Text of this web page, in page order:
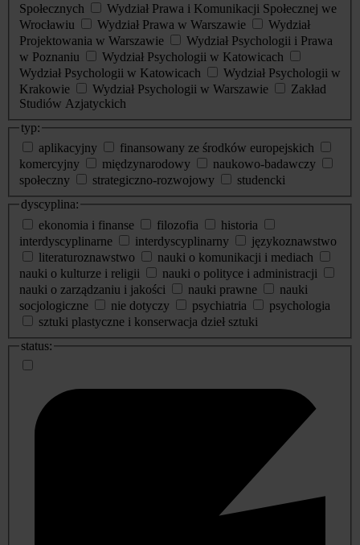
Społecznych
Wydział Prawa i Komunikacji Społecznej we
Wrocławiu
Wydział Prawa w Warszawie
Wydział
Projektowania w Warszawie
Wydział Psychologii i Prawa
w Poznaniu
Wydział Psychologii w Katowicach
Wydział Psychologii w Katowicach
Wydział Psychologii w
Krakowie
Wydział Psychologii w Warszawie
Zakład
Studiów Azjatyckich
typ:
aplikacyjny
finansowany ze środków europejskich
komercyjny
międzynarodowy
naukowo-badawczy
społeczny
strategiczno-rozwojowy
studencki
dyscyplina:
ekonomia i finanse
filozofia
historia
interdyscyplinarne
interdyscyplinarny
językoznawstwo
literaturoznawstwo
nauki o komunikacji i mediach
nauki o kulturze i religii
nauki o polityce i administracji
nauki o zarządzaniu i jakości
nauki prawne
nauki
socjologiczne
nie dotyczy psychiatria
psychologia
sztuki plastyczne i konserwacja dzieł sztuki
status: